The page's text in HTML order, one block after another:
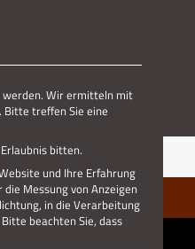
Jetzt teilen
werden. Wir ermitteln mit
Bitte treffen Sie eine
bitten.
und Ihre Erfahrung
Messung von Anzeigen
in die Verarbeitung
Bitte beachten Sie, dass